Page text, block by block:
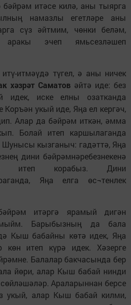
бәйрәм итәсе килә, аны тыярга
намазлы егетләре аны
сүз әйтмим, чөнки беләм,
аракы эчеп ямьсезләшеп
итмәүдә түгел, ә аны ничек
хәзрәт Саматов әйтә иде: без
иске елны озатканда
Коръән укый иде, Яңа ел кергәч,
Алар да бәйрәм иткән, әмма
Болай итеп каршылаганда
Шунысы кызганыч: гадәттә, Яңа
дини бәйрәмнәребезнекенә
итеп корабыз. Дини
Яңа елга өс¬тенлек
итәргә ярамый дигән
Барыбызның да бала
Кыш бабайны көтә идек, Яңа
итеп күрә идек. Хәзерге
Балалар бакчасында бер
йөри, алар Кыш бабай нинди
Араларыннан берсе
укый, алар Кыш бабай килми,